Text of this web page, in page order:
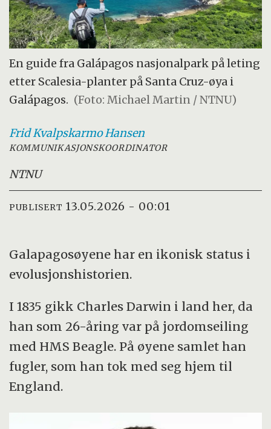
En guide fra Galápagos nasjonalpark på leting
etter Scalesia-planter på Santa Cruz-øya i
Galápagos. (Foto: Michael Martin / NTNU)
Frid KvalpskarmoHansen
KOMMUNIKASJONSKOORDINATOR
NTNU
PUBLISERT 13.05.2026 - 00:01
Galapagosøyene har en ikonisk status i
evolusjonshistorien.
I 1835 gikk Charles Darwin i land her, da
han som 26-åring var på jordomseiling
med HMS Beagle. På øyene samlet han
fugler, som han tok med seg hjem til
England.